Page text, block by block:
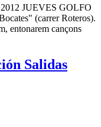
JUEVES GOLFO
(carrer Roteros).
entonarem cançons
Salidas